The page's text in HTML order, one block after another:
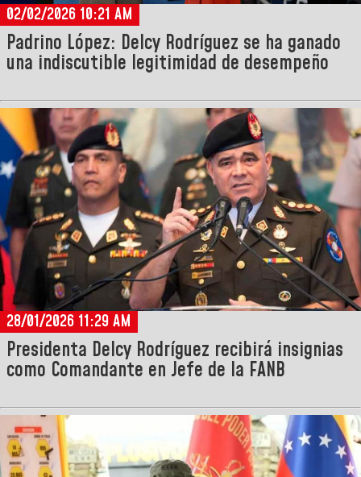
02/02/2026 10:21 AM
Padrino López: Delcy Rodríguez se ha ganado
una indiscutible legitimidad de desempeño
28/01/2026 11:29 AM
Presidenta Delcy Rodríguez recibirá insignias
como Comandante en Jefe de la FANB